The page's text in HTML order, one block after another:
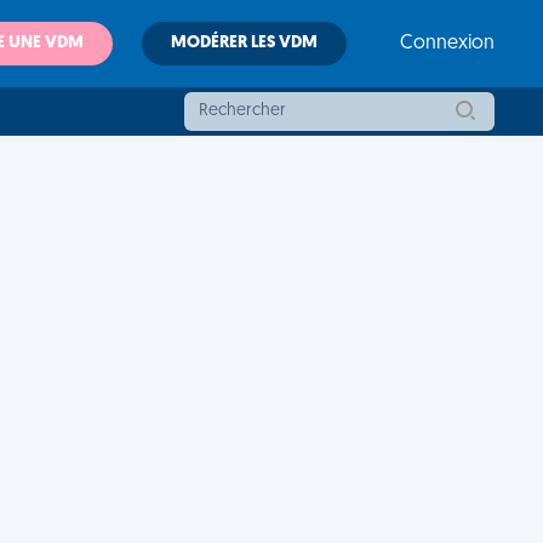
UNE VDM MODÉRER LES VDM Connexion